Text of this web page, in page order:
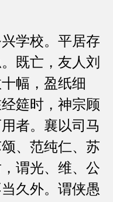
学校。平居存
既亡，友人刘
幅，盈纸细
筵时，神宗顾
者。襄以司马
、范纯仁、苏
谓光、维、公
久外。谓侠愚